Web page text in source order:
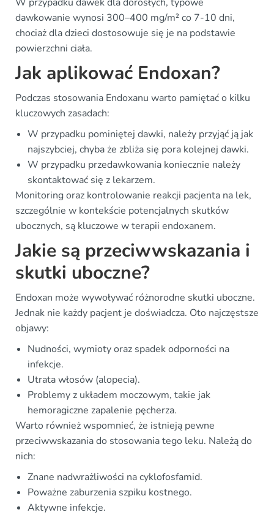
dawkowanie wynosi 300–400 mg/m² co 7-10 dni,
chociaż dla dzieci dostosowuje się je na podstawie
powierzchni ciała.
Jak aplikować Endoxan?
Podczas stosowania Endoxanu warto pamiętać o kilku
kluczowych zasadach:
W przypadku pominiętej dawki, należy przyjąć ją jak
najszybciej, chyba że zbliża się pora kolejnej dawki.
W przypadku przedawkowania koniecznie należy
skontaktować się z lekarzem.
Monitoring oraz kontrolowanie reakcji pacjenta na lek,
szczególnie w kontekście potencjalnych skutków
ubocznych, są kluczowe w terapii endoxanem.
Jakie są przeciwwskazania i
skutki uboczne?
Endoxan może wywoływać różnorodne skutki uboczne.
Jednak nie każdy pacjent je doświadcza. Oto najczęstsze
objawy:
Nudności, wymioty oraz spadek odporności na
infekcje.
Utrata włosów (alopecia).
Problemy z układem moczowym, takie jak
hemoragiczne zapalenie pęcherza.
Warto również wspomnieć, że istnieją pewne
przeciwwskazania do stosowania tego leku. Należą do
nich:
Znane nadwrażliwości na cyklofosfamid.
Poważne zaburzenia szpiku kostnego.
Aktywne infekcje.